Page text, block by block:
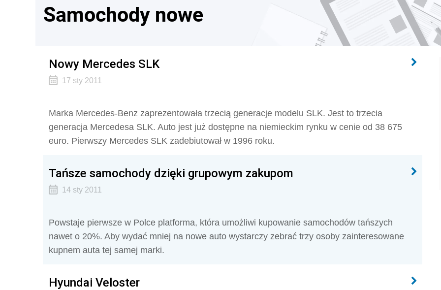
Samochody nowe
Nowy Mercedes SLK
17 sty 2011
Marka Mercedes-Benz zaprezentowała trzecią generacje modelu SLK. Jest to trzecia
generacja Mercedesa SLK. Auto jest już dostępne na niemieckim rynku w cenie od 38 675
euro. Pierwszy Mercedes SLK zadebiutował w 1996 roku.
Tańsze samochody dzięki grupowym zakupom
14 sty 2011
Powstaje pierwsze w Polce platforma, która umożliwi kupowanie samochodów tańszych
nawet o 20%. Aby wydać mniej na nowe auto wystarczy zebrać trzy osoby zainteresowane
kupnem auta tej samej marki.
Hyundai Veloster